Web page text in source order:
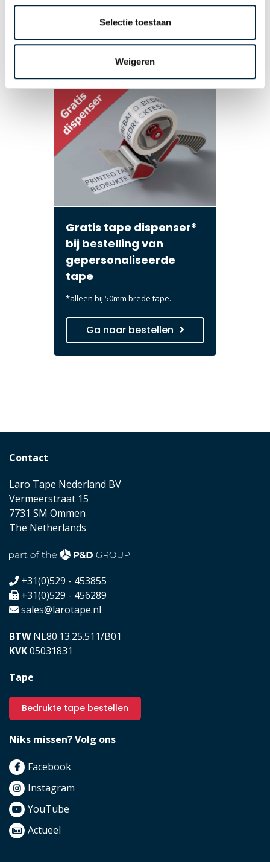
Selectie toestaan
Weigeren
Ontwerp
Levertijden en verzending
Gratis tape dispenser*
bij bestelling van
gepersonaliseerde
tape
*alleen bij 50mm brede tape.
Ga naar bestellen
Contact
Laro Tape Nederland BV
Vermeerstraat 15
7731 SM Ommen
The Netherlands
+31(0)529 - 453855
+31(0)529 - 456289
sales@larotape.nl
BTWNL80.13.25.511/B01
KVK05031831
Tape
Bedrukte tape bestellen
Niks missen? Volg ons
Facebook
Instagram
YouTube
Actueel